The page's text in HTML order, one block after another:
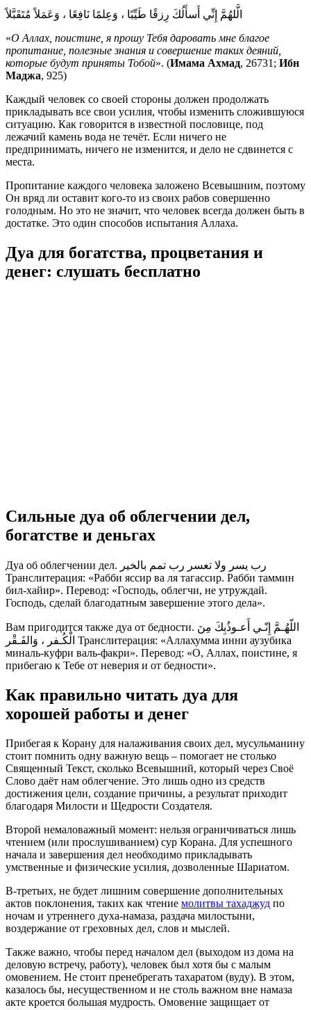
الَّلهُمَّ إِنِّي أَسأَلُكَ رِزقًا طَيِّبًا ، وَعِلمًا نَافِعًا ، وَعَمَلاً مُتَقَبَّلاً
«О Аллах, поистине, я прошу Тебя даровать мне благое
пропитание, полезные знания и совершение таких деяний,
которые будут приняты Тобой». (Имама Ахмад, 26731; Ибн
Маджа, 925)
Каждый человек со своей стороны должен продолжать
прикладывать все свои усилия, чтобы изменить сложившуюся
ситуацию. Как говорится в известной пословице, под
лежачий камень вода не течёт. Если ничего не
предпринимать, ничего не изменится, и дело не сдвинется с
места.
Пропитание каждого человека заложено Всевышним, поэтому
Он вряд ли оставит кого-то из своих рабов совершенно
голодным. Но это не значит, что человек всегда должен быть в
достатке. Это один способов испытания Аллаха.
Дуа для богатства, процветания и
денег: слушать бесплатно
Сильные дуа об облегчении дел,
богатстве и деньгах
Дуа об облегчении дел. رب يسر ولا تعسر رب تمم بالخير
Транслитерация: «Рабби яссир ва ля тагассир. Рабби таммин
бил-хайир». Перевод: «Господь, облегчи, не утруждай.
Господь, сделай благодатным завершение этого дела».
Вам пригодится также дуа от бедности. اللّهُـمَّ إِنّـي أَعـوذُبِكَ مِنَ
الْكُـفر ، وَالفَـقْر Транслитерация: «Аллахумма инни аузубика
миналь-куфри валь-факри». Перевод: «О, Аллах, поистине, я
прибегаю к Тебе от неверия и от бедности».
Как правильно читать дуа для
хорошей работы и денег
Прибегая к Корану для налаживания своих дел, мусульманину
стоит помнить одну важную вещь – помогает не столько
Священный Текст, сколько Всевышний, который через Своё
Слово даёт нам облегчение. Это лишь одно из средств
достижения цели, создание причины, а результат приходит
благодаря Милости и Щедрости Создателя.
Второй немаловажный момент: нельзя ограничиваться лишь
чтением (или прослушиванием) сур Корана. Для успешного
начала и завершения дел необходимо прикладывать
умственные и физические усилия, дозволенные Шариатом.
В-третьих, не будет лишним совершение дополнительных
актов поклонения, таких как чтение молитвы тахаджуд по
ночам и утреннего духа-намаза, раздача милостыни,
воздержание от греховных дел, слов и мыслей.
Также важно, чтобы перед началом дел (выходом из дома на
деловую встречу, работу), человек был хотя бы с малым
омовением. Не стоит пренебрегать тахаратом (вуду). В этом,
казалось бы, несущественном и не столь важном вне намаза
акте кроется большая мудрость. Омовение защищает от